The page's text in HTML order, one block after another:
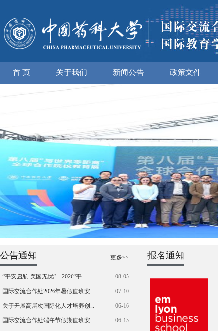
首 页 关于我们 新闻公告 政策文件
公告通知 更多>>
“平安启航·美国无忧”—2026“平... 08-05
国际交流合作处2026年暑假值班安... 07-10
关于开展高层次国际化人才培养创... 06-16
国际交流合作处端午节假期值班安... 06-15
报名通知